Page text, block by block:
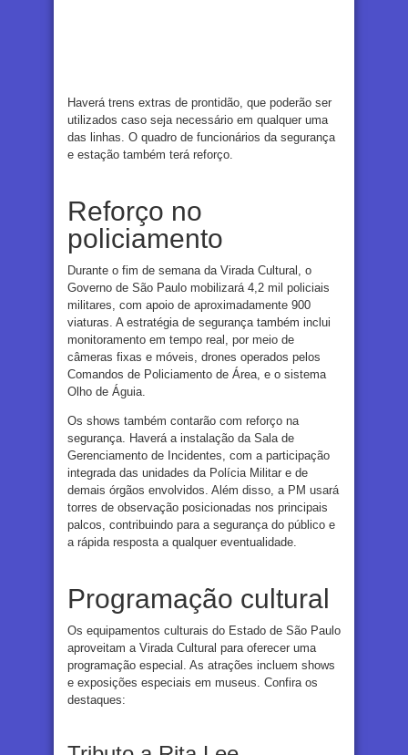
Haverá trens extras de prontidão, que poderão ser
utilizados caso seja necessário em qualquer uma
das linhas. O quadro de funcionários da segurança
e estação também terá reforço.
Reforço no
policiamento
Durante o fim de semana da Virada Cultural, o
Governo de São Paulo mobilizará 4,2 mil policiais
militares, com apoio de aproximadamente 900
viaturas. A estratégia de segurança também inclui
monitoramento em tempo real, por meio de
câmeras fixas e móveis, drones operados pelos
Comandos de Policiamento de Área, e o sistema
Olho de Águia.
Os shows também contarão com reforço na
segurança. Haverá a instalação da Sala de
Gerenciamento de Incidentes, com a participação
integrada das unidades da Polícia Militar e de
demais órgãos envolvidos. Além disso, a PM usará
torres de observação posicionadas nos principais
palcos, contribuindo para a segurança do público e
a rápida resposta a qualquer eventualidade.
Programação cultural
Os equipamentos culturais do Estado de São Paulo
aproveitam a Virada Cultural para oferecer uma
programação especial. As atrações incluem shows
e exposições especiais em museus. Confira os
destaques: